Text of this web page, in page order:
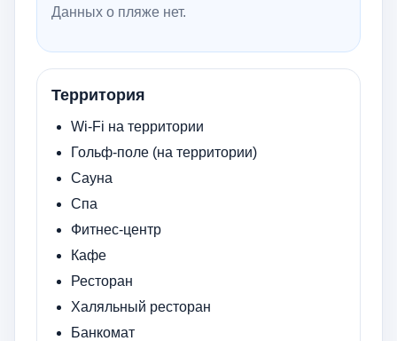
Данных о пляже нет.
Территория
Wi-Fi на территории
Гольф-поле (на территории)
Сауна
Спа
Фитнес-центр
Кафе
Ресторан
Халяльный ресторан
Банкомат